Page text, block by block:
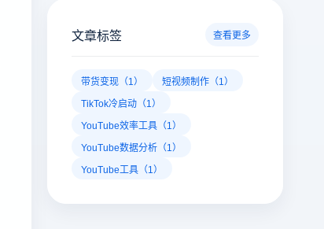
文章标签 查看更多
带货变现（1）
短视频制作（1）
TikTok冷启动（1）
YouTube效率工具（1）
YouTube数据分析（1）
YouTube工具（1）